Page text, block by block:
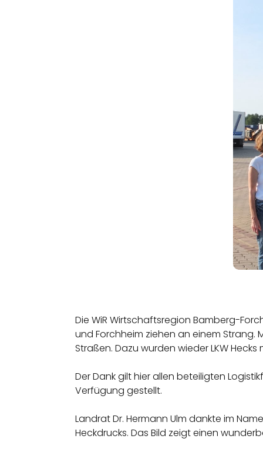
Die WiR Wirtschaftsregion Bamberg-
und Forchheim ziehen an einem
Straßen. Dazu wurden wieder LKW
Der Dank gilt hier allen beteiligten
Verfügung gestellt.
Landrat Dr. Hermann Ulm dankte im
Heckdrucks. Das Bild zeigt einen